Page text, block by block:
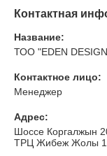
Контактная
Название:
ТОО "EDEN
Контактное лицо:
Менеджер
Адрес:
Шоссе Коргалжын
ТРЦ Жибеж Жолы